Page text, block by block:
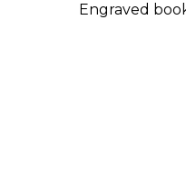
Engraved